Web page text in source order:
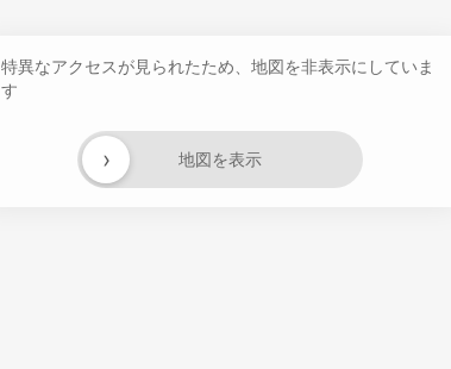
特異なアクセスが見られたため、地図を非表示にしていま
す
地図を表示
›